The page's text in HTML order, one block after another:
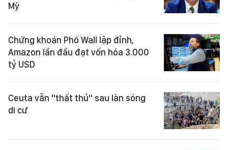
Mỹ
Chứng khoán Phố Wall lập đỉnh,
Amazon lần đầu đạt vốn hóa 3.000
tỷ USD
Ceuta vẫn "thất thủ" sau làn sóng
di cư